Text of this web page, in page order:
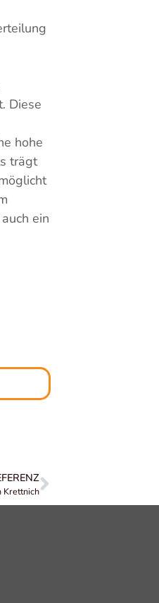
Diese
hohe
trägt
ein
Krettnich